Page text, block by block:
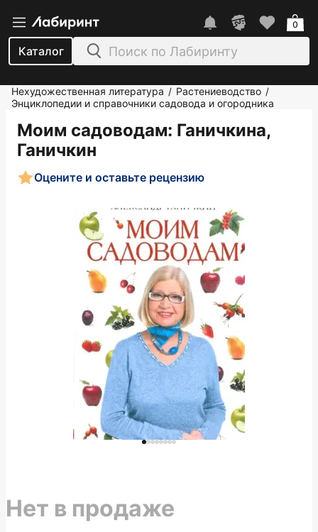
Каталог
0
Нехудожественная литература / Растениеводство /
Энциклопедии и справочники садовода и огородника
Моим садоводам: Ганичкина,
Ганичкин
Оцените и оставьте рецензию
Нет в продаже